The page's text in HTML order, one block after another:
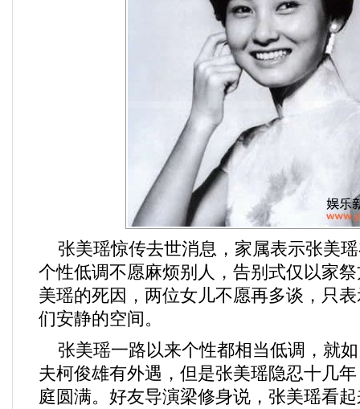
张美瑶惊传去世消息，家属表示张美
个性低调不愿麻烦别人，告别式仅以家
美瑶的死因，两位女儿不愿再多谈，只
们安静的空间。
张美瑶一路以来个性都相当低调，就
夫柯俊雄有外遇，但是张美瑶隐忍十几
庭圆满。好友导演梁修身说，张美瑶看